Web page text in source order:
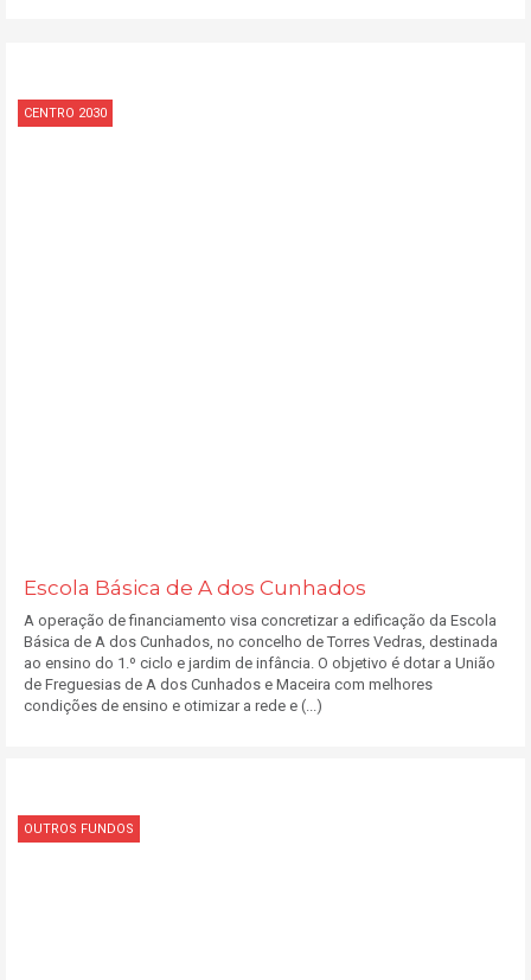
CENTRO 2030
Escola Básica de A dos Cunhados
A operação de financiamento visa concretizar a edificação da Escola
Básica de A dos Cunhados, no concelho de Torres Vedras, destinada
ao ensino do 1.º ciclo e jardim de infância. O objetivo é dotar a União
de Freguesias de A dos Cunhados e Maceira com melhores
condições de ensino e otimizar a rede e (...)
OUTROS FUNDOS